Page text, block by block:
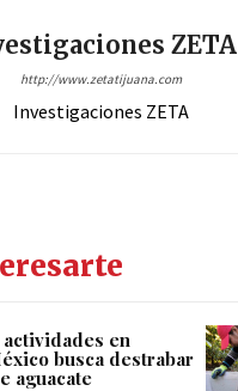
ZETA
http://www.zetatijuana.com
Investigaciones ZETA
en
busca destrabar
aguacate